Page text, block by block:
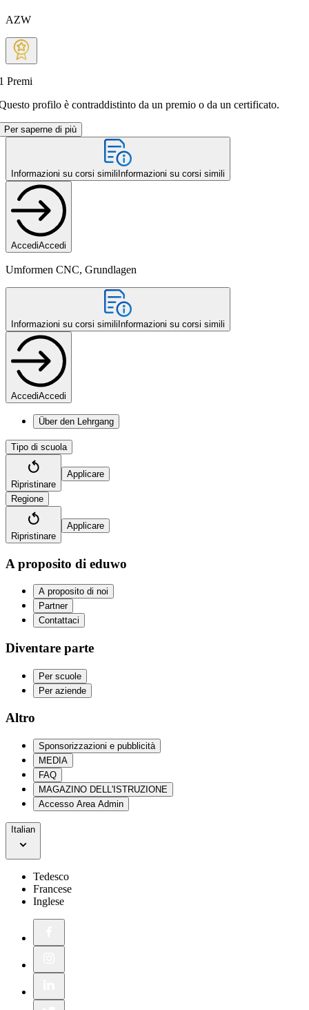
AZW
Premi
profilo è contraddistinto da un premio o da un certificato.
Per saperne di più
Informazioni su corsi simili Informazioni su corsi simili
AccediAccedi
Umformen CNC, Grundlagen
Informazioni su corsi simili Informazioni su corsi simili
AccediAccedi
Über den Lehrgang
Tipo di scuola
Ripristinare
Applicare
Regione
Ripristinare
Applicare
A proposito di eduwo
A proposito di noi
Partner
Contattaci
Diventare parte
Per scuole
Per aziende
Altro
Sponsorizzazioni e pubblicità
MEDIA
FAQ
MAGAZINO DELL'ISTRUZIONE
Accesso Area Admin
Italian
Tedesco
Francese
Inglese